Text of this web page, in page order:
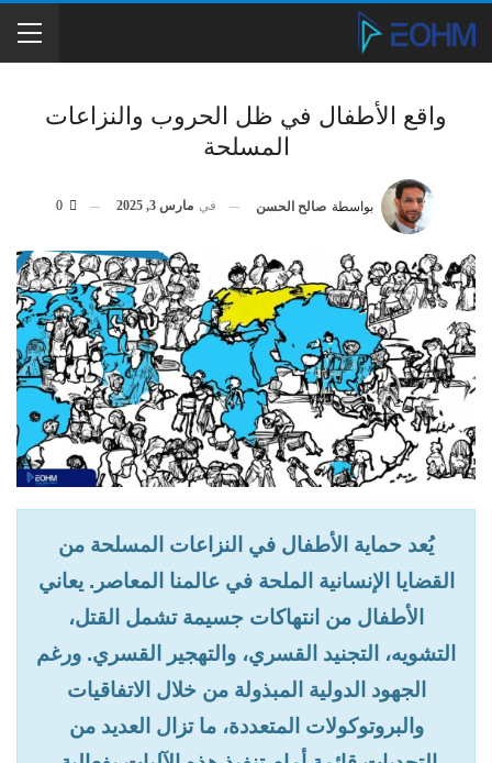
واقع الأطفال في ظل الحروب والنزاعات
المسلحة
بواسطة صالح الحسن في مارس 3, 2025
يُعد حماية الأطفال في النزاعات المسلحة من
القضايا الإنسانية الملحة في عالمنا المعاصر. يعاني
الأطفال من انتهاكات جسيمة تشمل القتل،
التشويه، التجنيد القسري، والتهجير القسري. ورغم
الجهود الدولية المبذولة من خلال الاتفاقيات
والبروتوكولات المتعددة، ما تزال العديد من